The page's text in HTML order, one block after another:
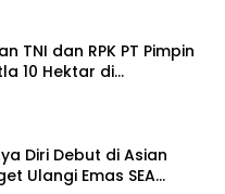
TNI dan RPK PT Pimpin
10 Hektar di
Diterjunkan
Diri Debut di Asian
Ulangi Emas SEA